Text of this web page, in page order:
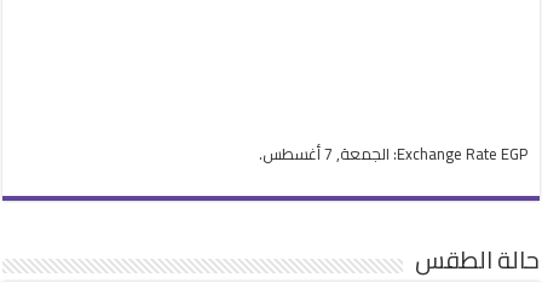
Exchange Rate EGP : الجمعة, 7 أغسطس.
حالة الطقس